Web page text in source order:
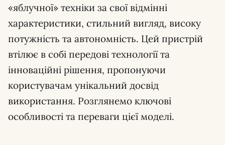
«яблучної» техніки за свої відмінні
характеристики, стильний вигляд, високу
потужність та автономність. Цей пристрій
втілює в собі передові технології та
інноваційні рішення, пропонуючи
користувачам унікальний досвід
використання. Розглянемо ключові
особливості та переваги цієї моделі.